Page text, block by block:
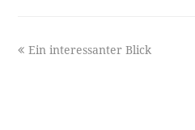
previous
Ein interessanter Blick